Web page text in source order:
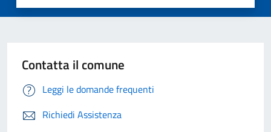
Contatta il comune
Leggi le domande frequenti
Richiedi Assistenza